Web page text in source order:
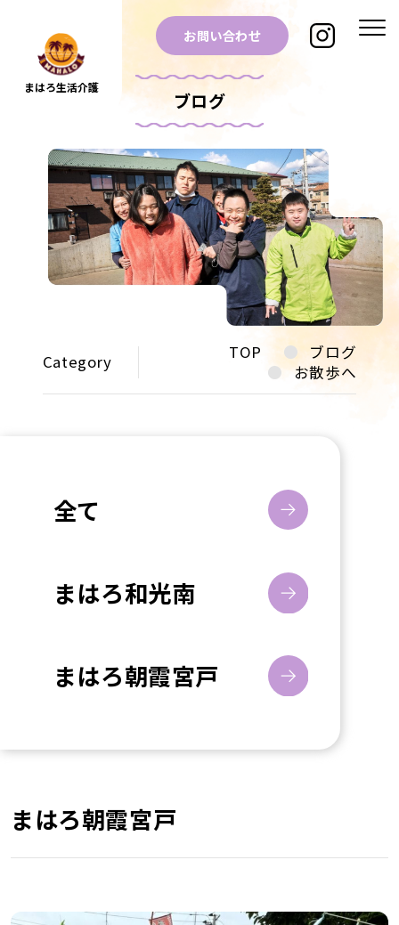
まはろ生活介護
お問い合わせ
ブログ
Category TOP
ブログ
お散歩へ
まはろ朝霞宮戸
全て
まはろ和光南
まはろ朝霞宮戸